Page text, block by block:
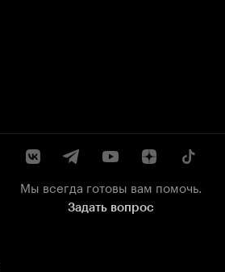
Мы всегда готовы вам помочь.
Задать вопрос